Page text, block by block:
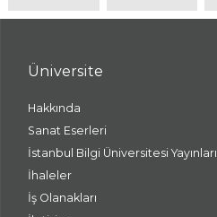
Üniversite
Hakkında
Sanat Eserleri
İstanbul Bilgi Üniversitesi Yayınları
İhaleler
İş Olanakları